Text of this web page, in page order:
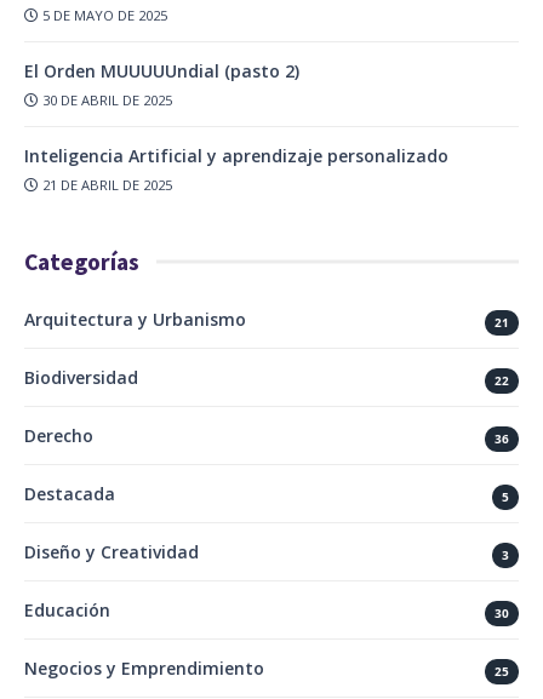
5 DE MAYO DE 2025
El Orden MUUUUUndial (pasto 2)
30 DE ABRIL DE 2025
Inteligencia Artificial y aprendizaje personalizado
21 DE ABRIL DE 2025
Categorías
Arquitectura y Urbanismo 21
Biodiversidad 22
Derecho 36
Destacada 5
Diseño y Creatividad 3
Educación 30
Negocios y Emprendimiento 25